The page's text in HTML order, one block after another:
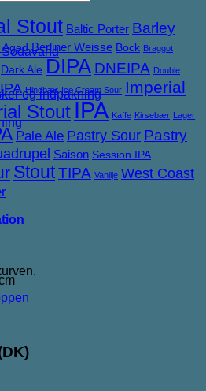
og indpakning
Stout Baltic Porter Barley
Aged Berliner Weisse Bock Braggot
Dark Ale DIPA DNEIPA Double
Hindbær Ice Cream Sour Imperial
Stout IPA Kaffe Kirsebær Lager
Pale Ale Pastry Sour Pastry
Saison Session IPA
StoutTIPA Vanilje West Coast